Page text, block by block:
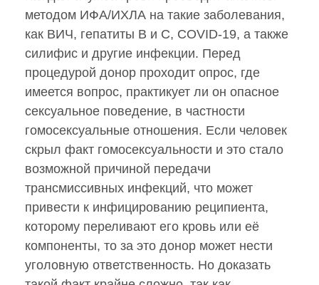
методом ИФА/ИХЛА на такие заболевания,
как ВИЧ, гепатиты В и С, COVID-19, а также
силифис и другие инфекции. Перед
процедурой донор проходит опрос, где
имеется вопрос, практикует ли он опасное
сексуальное поведение, в частности
гомосексуальные отношения. Если человек
скрыл факт гомосексуальности и это стало
возможной причиной передачи
трансмиссивных инфекций, что может
привести к инфицированию реципиента,
которому переливают его кровь или её
компоненты, то за это донор может нести
уголовную ответственность. Но доказать